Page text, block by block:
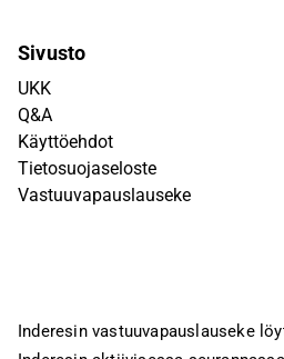
Sivusto
UKK
Q&A
Käyttöehdot
Tietosuojaseloste
Vastuuvapauslauseke
Inderesin vastuuvapauslauseke